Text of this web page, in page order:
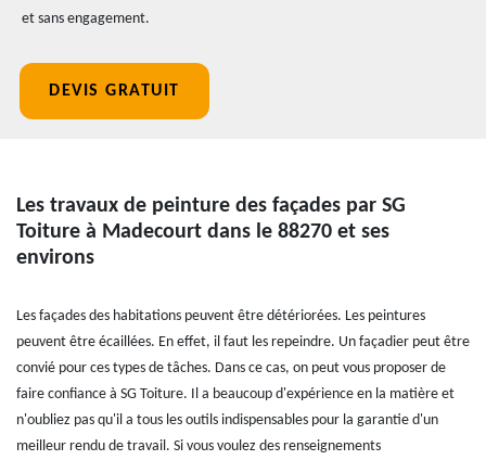
et sans engagement.
DEVIS GRATUIT
Les travaux de peinture des façades par SG
Toiture à Madecourt dans le 88270 et ses
environs
Les façades des habitations peuvent être détériorées. Les peintures
peuvent être écaillées. En effet, il faut les repeindre. Un façadier peut être
convié pour ces types de tâches. Dans ce cas, on peut vous proposer de
faire confiance à SG Toiture. Il a beaucoup d'expérience en la matière et
n'oubliez pas qu'il a tous les outils indispensables pour la garantie d'un
meilleur rendu de travail. Si vous voulez des renseignements